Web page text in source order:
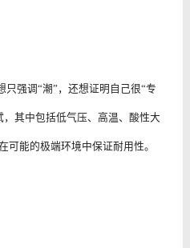
只强调“潮”，还想证明自己很“专
其中包括低气压、高温、酸性大
可能的极端环境中保证耐用性。